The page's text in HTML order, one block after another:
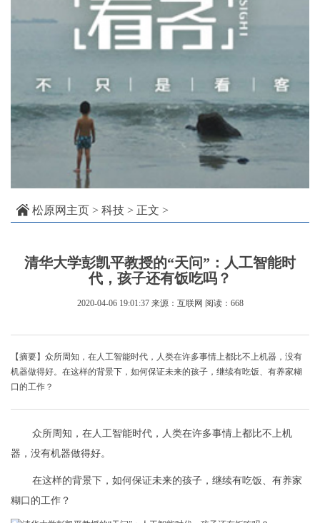
松原网主页 > 科技 > 正文 >
清华大学彭凯平教授的“天问”：人工智能时
代，孩子还有饭吃吗？
2020-04-06 19:01:37 来源：互联网 阅读：668
【摘要】众所周知，在人工智能时代，人类在许多事情上都比不上机器，没有
机器做得好。在这样的背景下，如何保证未来的孩子，继续有吃饭、有养家糊
口的工作？
众所周知，在人工智能时代，人类在许多事情上都比不上机
器，没有机器做得好。
在这样的背景下，如何保证未来的孩子，继续有吃饭、有养家
糊口的工作？